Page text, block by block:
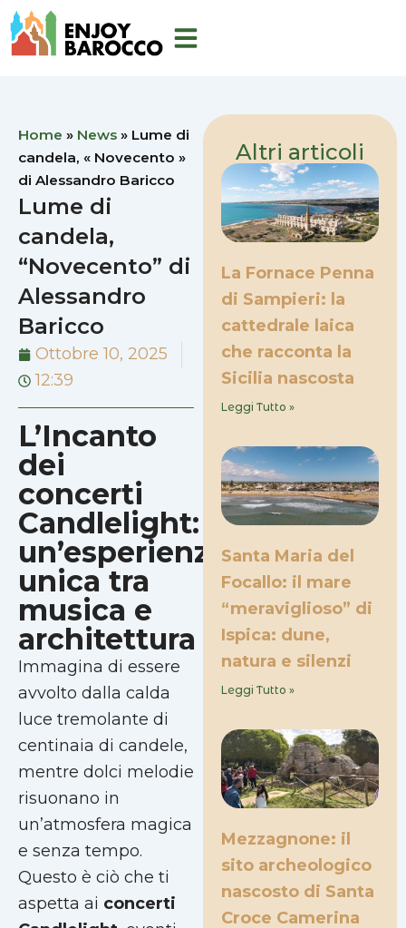
Vai
al
Home » News » Lume di
candela, « Novecento »
di Alessandro Baricco
Lume di
candela,
“Novecento” di
Alessandro
Baricco
Ottobre 10, 2025
12:39
L’Incanto
dei
concerti
Candlelight:
un’esperienza
unica tra
musica e
architettura
Immagina di essere
avvolto dalla calda
luce tremolante di
centinaia di candele,
mentre dolci melodie
risuonano in
un’atmosfera magica
e senza tempo.
Questo è ciò che ti
aspetta ai concerti
Altri articoli
La Fornace Penna
di Sampieri: la
cattedrale laica
che racconta la
Sicilia nascosta
Leggi Tutto »
Santa Maria del
Focallo: il mare
“meraviglioso” di
Ispica: dune,
natura e silenzi
Leggi Tutto »
Mezzagnone: il
sito archeologico
nascosto di Santa
Croce Camerina